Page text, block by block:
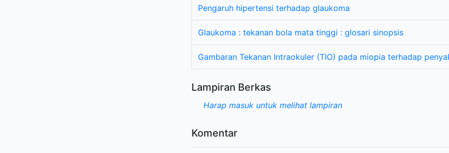
Pengaruh hipertensi terhadap glaukoma
Glaukoma : tekanan bola mata tinggi : glosari sinopsis
Gambaran Tekanan Intraokuler (TIO) pada miopia terhadap
Lampiran Berkas
Harap masuk untuk melihat lampiran
Komentar